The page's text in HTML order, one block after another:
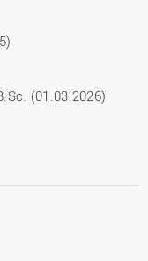
(01.03.2026)